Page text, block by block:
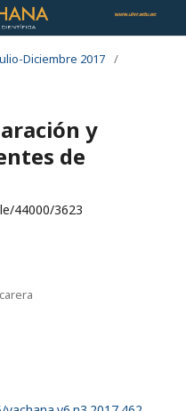
Diciembre 2017 /
y
de
44000/3623